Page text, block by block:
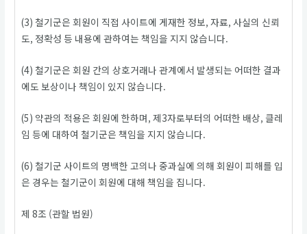
(3) 철기군은 회원이 직접 사이트에 게재한 정보, 자료, 사실의 신뢰
도, 정확성 등 내용에 관하여는 책임을 지지 않습니다.
(4) 철기군은 회원 간의 상호거래나 관계에서 발생되는 어떠한 결과
에도 보상이나 책임이 있지 않습니다.
(5) 약관의 적용은 회원에 한하며, 제3자로부터의 어떠한 배상, 클레
임 등에 대하여 철기군은 책임을 지지 않습니다.
(6) 철기군 사이트의 명백한 고의나 중과실에 의해 회원이 피해를 입
은 경우는 철기군이 회원에 대해 책임을 집니다.
제 8조 (관할 법원)